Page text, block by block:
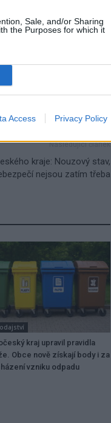
Sale, and/or Sharing
the Purposes for which it
Access Privacy Policy
Následující článek
kraje: Nouzový stav,
nejsou zatím třeba
kraj upravil pravidla
Obce nově získají body i za
vzniku odpadu